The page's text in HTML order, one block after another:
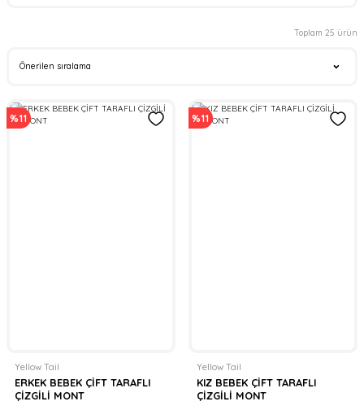
Toplam 25 ürün
%11
Yellow Tail
ERKEK BEBEK ÇİFT TARAFLI
ÇİZGİLİ MONT
%11
Yellow Tail
KIZ BEBEK ÇİFT TARAFLI
ÇİZGİLİ MONT